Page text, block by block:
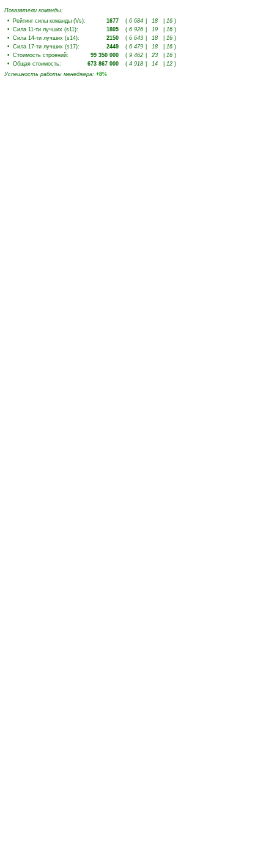
Показатели команды:
• Рейтинг силы команды (Vs): 1677 ( 6 684 18 16 )
• Сила 11-ти лучших (s11): 1805 ( 6 926 19 16 )
• Сила 14-ти лучших (s14): 2150 ( 6 643 18 16 )
• Сила 17-ти лучших (s17): 2449 ( 6 479 18 16 )
• Стоимость строений: 99 350 000 ( 9 462 23 16 )
• Общая стоимость: 673 867 000 ( 4 918 14 12 )
Успешность работы менеджера: +8%